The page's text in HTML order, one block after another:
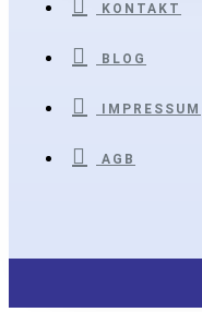
KONTAKT
BLOG
IMPRESSUM
AGB